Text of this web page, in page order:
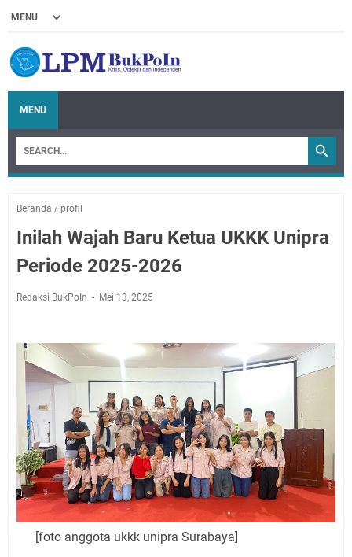
MENU
Beranda / profil
Inilah Wajah Baru Ketua UKKK Unipra
Periode 2025-2026
Redaksi BukPoIn Mei 13, 2025
[foto anggota ukkk unipra Surabaya]